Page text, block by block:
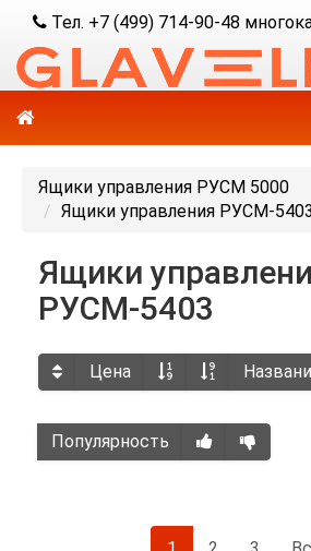
Тел. +7 (499) 714-90-48
Ящики управления РУСМ 5000
Ящики управления РУСМ-5403
Ящики
РУСМ-5403
Цена
Популярность